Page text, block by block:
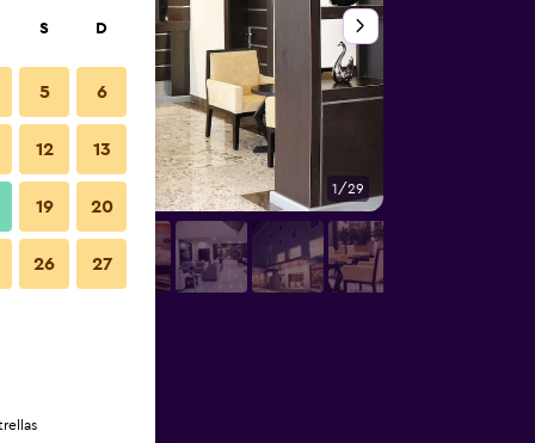
1/29
S D
5 6
12 13
19 20
26 27